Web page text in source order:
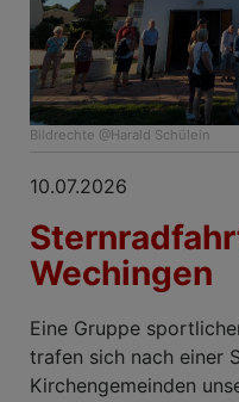
Bildrechte @Harald Schülein
10.07.2026
Wechingen
Eine Gruppe
trafen sich nach einer
Kirchengemeinden